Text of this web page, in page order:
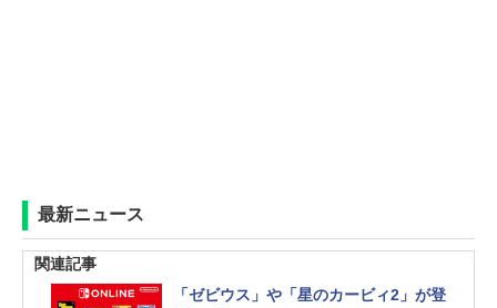
最新ニュース
関連記事
「ゼビウス」や「星のカービィ2」が登